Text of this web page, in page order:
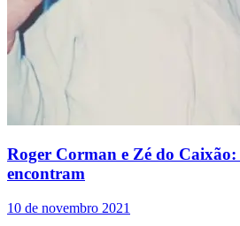
Roger Corman e Zé do
encontram
10 de novembro 2021